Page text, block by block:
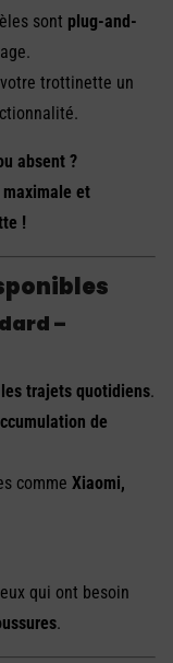
sont plug-and-
trottinette un
absent ?
et
!
–
trajets quotidiens.
de
comme Xiaomi,
qui ont besoin
.